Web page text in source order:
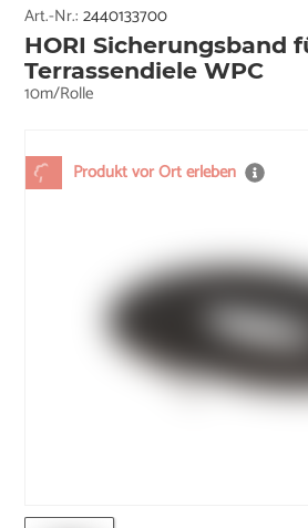
Produkt vor Ort erleben
Art.-Nr.:2440133700
HORI Sicherungsband
Terrassendiele WPC
10m/Rolle